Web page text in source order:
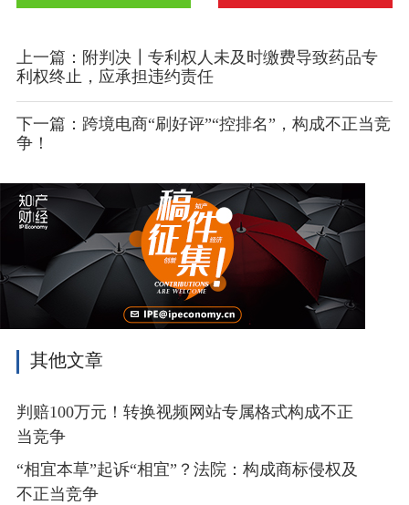
上一篇：附判决┃专利权人未及时缴费导致药品专
利权终止，应承担违约责任
下一篇：跨境电商“刷好评”“控排名”，构成不正当竞
争！
其他文章
判赔100万元！转换视频网站专属格式构成不正
当竞争
“相宜本草”起诉“相宜”？法院：构成商标侵权及
不正当竞争